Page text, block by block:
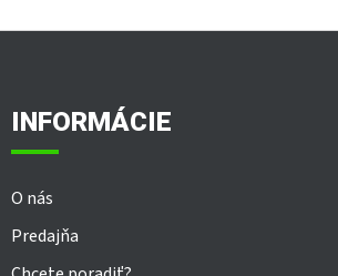
INFORMÁCIE
O nás
Predajňa